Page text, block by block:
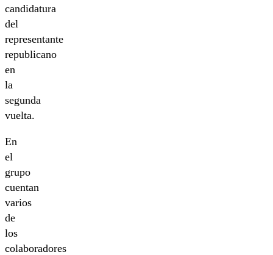
candidatura
del
representante
republicano
en
la
segunda
vuelta.
En
el
grupo
cuentan
varios
de
los
colaboradores